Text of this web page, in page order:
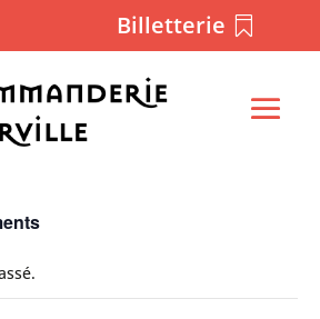
Billetterie